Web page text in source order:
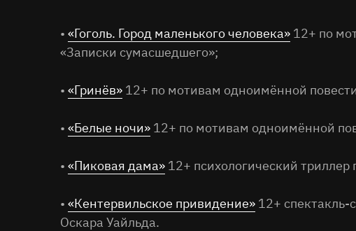
• «Гоголь. Город маленького человека» 12+ по
«Записки сумасшедшего»;
• «Гринёв» 12+ по мотивам одноимённой
• «Белые ночи» 12+ по мотивам одноимённой
• «Пиковая дама» 12+ психологический
• «Кентервильское привидение» 12+
Оскара Уайльда.